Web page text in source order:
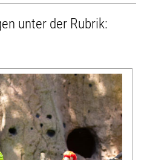
unter der Rubrik: